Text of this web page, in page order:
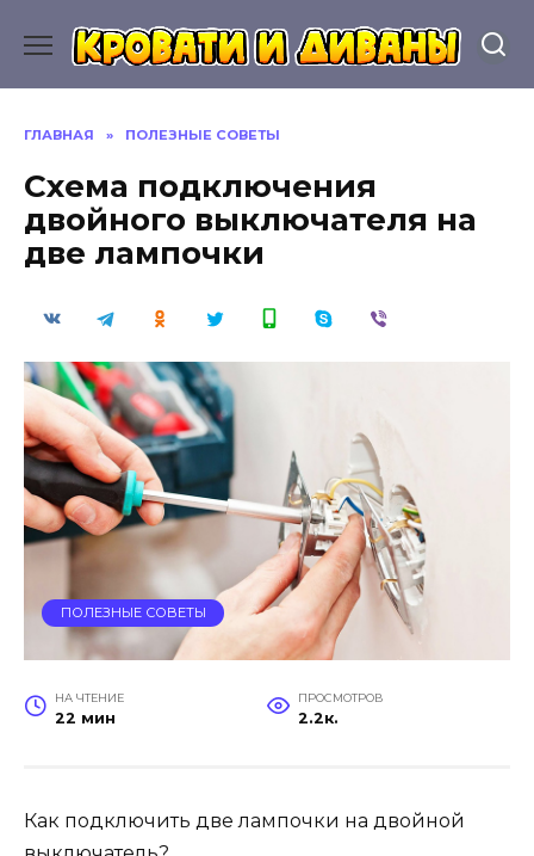
содержанию
ГЛАВНАЯ » ПОЛЕЗНЫЕ СОВЕТЫ
Схема подключения
двойного выключателя на
две лампочки
ПОЛЕЗНЫЕ СОВЕТЫ
НА ЧТЕНИЕ
22 мин
ПРОСМОТРОВ
2.2к.
Как подключить две лампочки на двойной